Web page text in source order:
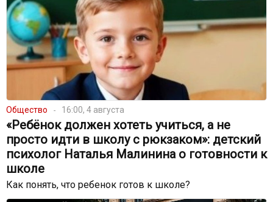
Общество 16:00, 4 августа
«Ребёнок должен хотеть учиться, а не
просто идти в школу с рюкзаком»: детский
психолог Наталья Малинина о готовности к
школе
Как понять, что ребенок готов к школе?